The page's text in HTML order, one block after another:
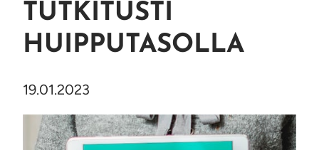
TUTKITUSTI
HUIPPUTASOLLA
19.01.2023